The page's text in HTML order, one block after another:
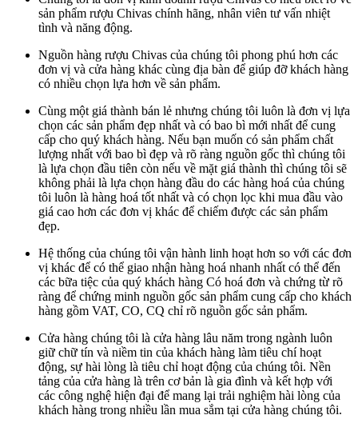
sản phẩm rượu Chivas chính hãng, nhân viên tư vấn nhiệt
tình và năng động.
Nguồn hàng rượu Chivas của chúng tôi phong phú hơn các
đơn vị và cửa hàng khác cùng địa bàn để giúp đỡ khách hàng
có nhiều chọn lựa hơn về sản phẩm.
Cùng một giá thành bán lẻ nhưng chúng tôi luôn là đơn vị lựa
chọn các sản phẩm đẹp nhất và có bao bì mới nhất để cung
cấp cho quý khách hàng. Nếu bạn muốn có sản phẩm chất
lượng nhất với bao bì đẹp và rõ ràng nguồn gốc thì chúng tôi
là lựa chọn đầu tiên còn nếu về mặt giá thành thì chúng tôi sẽ
không phải là lựa chọn hàng đầu do các hàng hoá của chúng
tôi luôn là hàng hoá tốt nhất và có chọn lọc khi mua đầu vào
giá cao hơn các đơn vị khác để chiếm được các sản phẩm
đẹp.
Hệ thống của chúng tôi vận hành linh hoạt hơn so với các đơn
vị khác để có thể giao nhận hàng hoá nhanh nhất có thể đến
các bữa tiệc của quý khách hàng Có hoá đơn và chứng từ rõ
ràng để chứng minh nguồn gốc sản phẩm cung cấp cho khách
hàng gồm VAT, CO, CQ chỉ rõ nguồn gốc sản phẩm.
Cửa hàng chúng tôi là cửa hàng lâu năm trong ngành luôn
giữ chữ tín và niềm tin của khách hàng làm tiêu chí hoạt
động, sự hài lòng là tiêu chỉ hoạt động của chúng tôi. Nền
tảng của cửa hàng là trên cơ bản là gia đình và kết hợp với
các công nghệ hiện đại để mang lại trải nghiệm hài lòng của
khách hàng trong nhiều lần mua sắm tại cửa hàng chúng tôi.